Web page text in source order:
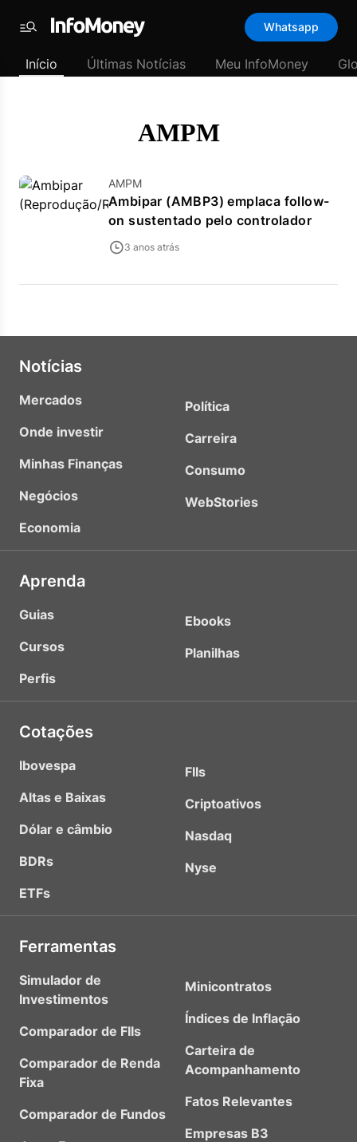
padrão
Últimas
Menu
Whatsapp
Início Últimas Notícias Meu InfoMoney
AMPM
AMPM
Ambipar (AMBP3) emplaca follow-
on sustentado pelo controlador
3 anos atrás
Notícias
Mercados
Onde investir
Minhas Finanças
Negócios
Economia
Política
Carreira
Consumo
WebStories
Aprenda
Guias
Cursos
Perfis
Ebooks
Planilhas
Cotações
Ibovespa
Altas e Baixas
Dólar e câmbio
BDRs
ETFs
FIIs
Criptoativos
Nasdaq
Nyse
Ferramentas
Simulador de
Investimentos
Comparador de FIIs
Comparador de Renda
Fixa
Comparador de Fundos
Minicontratos
Índices de Inflação
Carteira de
Acompanhamento
Fatos Relevantes
Empresas B3